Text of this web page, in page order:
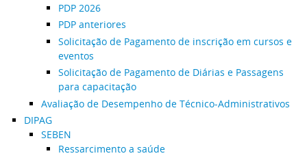
PDP 2026
PDP anteriores
Solicitação de Pagamento de inscrição em cursos e
eventos
Solicitação de Pagamento de Diárias e Passagens
para capacitação
Avaliação de Desempenho de Técnico-Administrativos
DIPAG
SEBEN
Ressarcimento a saúde